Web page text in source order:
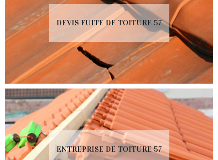
DEVIS FUITE DE TOITURE 57
ENTREPRISE DE TOITURE 57